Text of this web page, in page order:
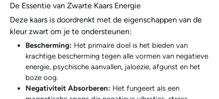
De Essentie van Zwarte Kaars Energie
Deze kaars is doordrenkt met de eigenschappen van de
kleur zwart om je te ondersteunen:
Bescherming: Het primaire doel is het bieden van
krachtige bescherming tegen alle vormen van negatieve
energie, psychische aanvallen, jaloezie, afgunst en het
boze oog.
Negativiteit Absorberen: Het fungeert als een